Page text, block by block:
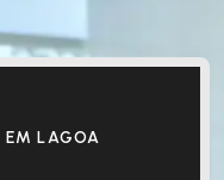
LAGOA